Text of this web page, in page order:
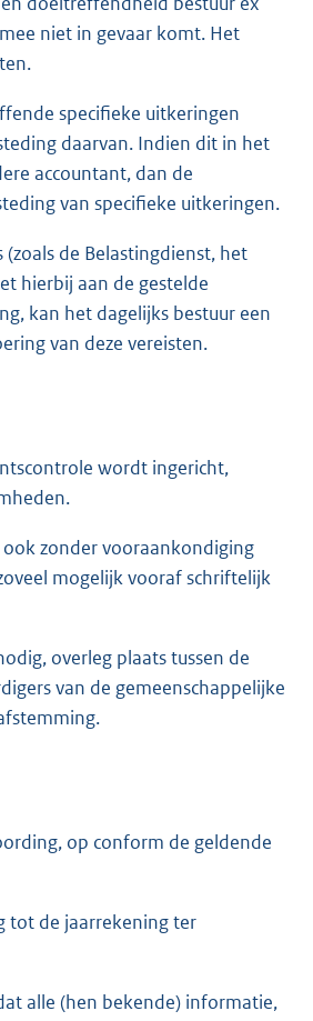
niet in gevaar komt. Het
specifieke uitkeringen
daarvan. Indien dit in het
accountant, dan de
van specifieke uitkeringen.
de Belastingdienst, het
hierbij aan de gestelde
kan het dagelijks bestuur een
van deze vereisten.
wordt ingericht,
zonder vooraankondiging
mogelijk vooraf schriftelijk
overleg plaats tussen de
van de gemeenschappelijke
op conform de geldende
tot de jaarrekening ter
alle (hen bekende) informatie,